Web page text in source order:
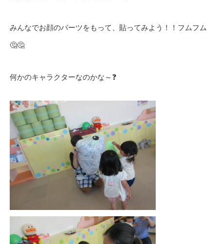
みんなでお顔のパーツをもって、貼ってみよう！！フムフム
🤔🤔
何かのキャラクターなのかな～❓